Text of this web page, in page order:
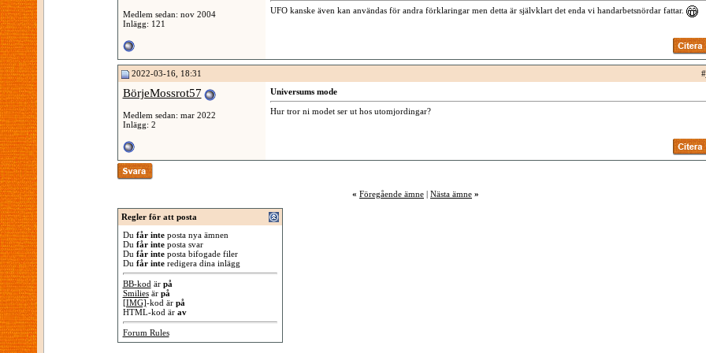
Medlem sedan: nov 2004
Inlägg: 121
UFO kanske även kan användas för andra förklaringar men detta är självklart det enda vi handarbetsnördar fattar.
2022-03-16, 18:31 #
BörjeMossrot57
Medlem sedan: mar 2022
Inlägg: 2
Universums mode
Hur tror ni modet ser ut hos utomjordingar?
« Föregående ämne | Nästa ämne »
Regler för att posta
Du får inteposta nya ämnen
Du får inteposta svar
Du får inteposta bifogade filer
Du får interedigera dina inlägg
BB-kod är på
Smiliesär på
[IMG]-kod är på
HTML-kod är av
Forum Rules